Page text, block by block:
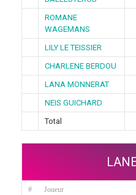
ROMANE
WAGEMANS
LILY LE TEISSIER
CHARLENE BERDOU
LANA MONNERAT
NEIS GUICHARD
Total
# Joueur